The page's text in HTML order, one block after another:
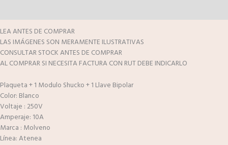
LEA ANTES DE COMPRAR
LAS IMÁGENES SON MERAMENTE ILUSTRATIVAS
CONSULTAR STOCK ANTES DE COMPRAR
AL COMPRAR SI NECESITA FACTURA CON RUT DEBE INDICARLO
Plaqueta + 1 Modulo Shucko + 1 Llave Bipolar
Color: Blanco
Voltaje : 250V
Amperaje: 10A
Marca : Molveno
Línea: Atenea